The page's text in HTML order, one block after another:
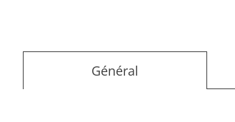
Général